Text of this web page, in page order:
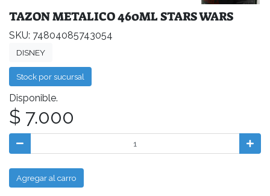
TAZON METALICO 460ML STARS WARS
SKU: 74804085743054
DISNEY
Stock por sucursal
Disponible.
$ 7.000
Agregar al carro